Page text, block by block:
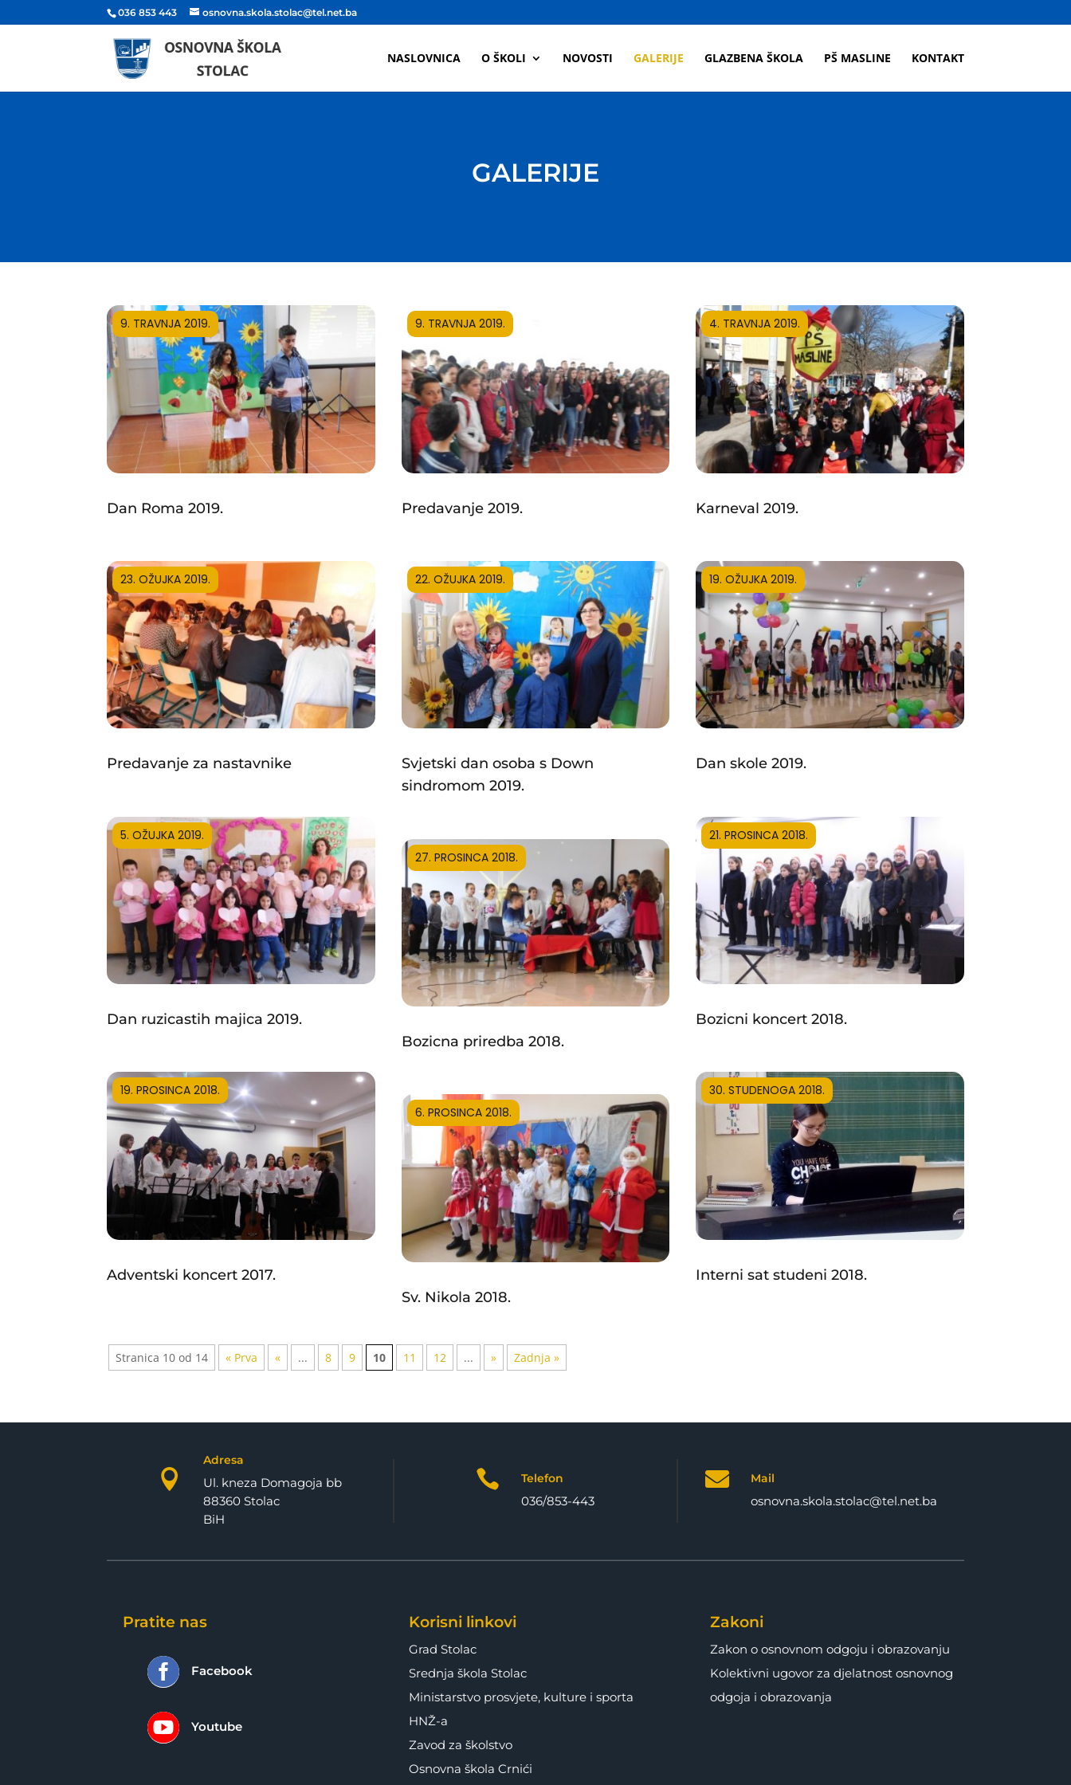
036 853 443 osnovna.skola.stolac@tel.net.ba
NASLOVNICA O ŠKOLI NOVOSTI GALERIJE GLAZBENA ŠKOLA PŠ MASLINE KONTAKT
GALERIJE
Dan Roma 2019.
9. TRAVNJA 2019.
Predavanje za nastavnike
23. OŽUJKA 2019.
Dan ruzicastih majica 2019.
5. OŽUJKA 2019.
Adventski koncert 2017.
19. PROSINCA 2018.
Predavanje 2019.
9. TRAVNJA 2019.
Svjetski dan osoba s Down
sindromom 2019.
22. OŽUJKA 2019.
Bozicna priredba 2018.
27. PROSINCA 2018.
Sv. Nikola 2018.
6. PROSINCA 2018.
Karneval 2019.
4. TRAVNJA 2019.
Dan skole 2019.
19. OŽUJKA 2019.
Bozicni koncert 2018.
21. PROSINCA 2018.
Interni sat studeni 2018.
30. STUDENOGA 2018.
Stranica 10 od 14 « Prva « ... 8 9 10 11 12 ... » Zadnja »

Adresa
Ul. kneza Domagoja bb
88360 Stolac
BiH
 Telefon
036/853-443
 Mail
osnovna.skola.stolac@tel.net.ba
Pratite nas
 Facebook
 Youtube
Korisni linkovi
Grad Stolac
Srednja škola Stolac
Ministarstvo prosvjete, kulture i sporta
HNŽ-a
Zavod za školstvo
Osnovna škola Crnići
Zakoni
Zakon o osnovnom odgoju i obrazovanju
Kolektivni ugovor za djelatnost osnovnog
odgoja i obrazovanja